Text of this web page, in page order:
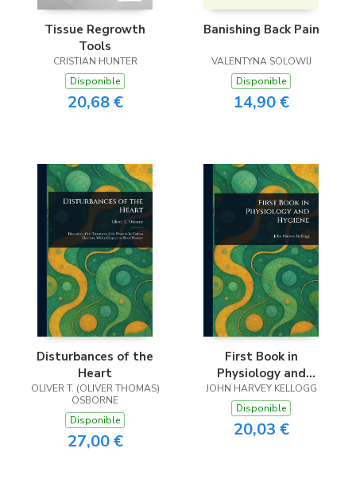
Tissue Regrowth
Tools
CRISTIAN HUNTER
Disponible
20,68 €
Banishing Back Pain
VALENTYNA SOLOWIJ
Disponible
14,90 €
Disturbances of the
Heart
OLIVER T. (OLIVER THOMAS)
OSBORNE
Disponible
27,00 €
First Book in
Physiology and
Hygiene
JOHN HARVEY KELLOGG
Disponible
20,03 €